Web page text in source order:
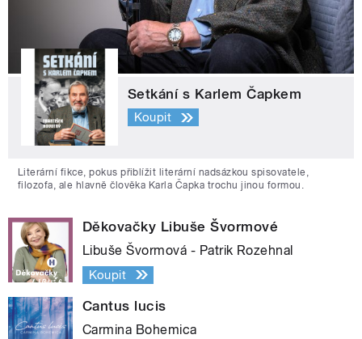
Setkání s Karlem Čapkem
Koupit
Literární fikce, pokus přiblížit literární nadsázkou spisovatele,
filozofa, ale hlavně člověka Karla Čapka trochu jinou formou.
Děkovačky Libuše Švormové
Libuše Švormová - Patrik Rozehnal
Koupit
Cantus lucis
Carmina Bohemica